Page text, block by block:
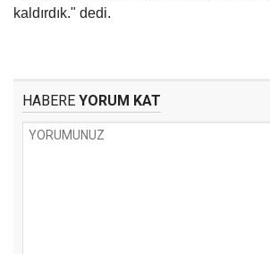
kaldırdık." dedi.
HABERE YORUM KAT